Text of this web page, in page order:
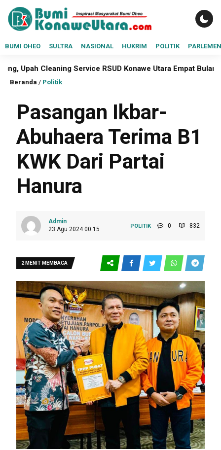
BUMI OHEO SULTRA NASIONAL HUKRIM POLITIK PARLEMEN
Service RSUD Konawe Utara Empat Bulan Belum Dibayar
Beranda / Politik
Pasangan Ikbar-
Abuhaera Terima B1
KWK Dari Partai
Hanura
Admin
23 Agu 2024 00:15
POLITIK 0 832
2 MENIT MEMBACA